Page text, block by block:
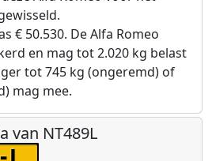
€ 50.530. De Alfa Romeo
en mag tot 2.020 kg belast
tot 745 kg (ongeremd) of
mag mee.
van NT489L